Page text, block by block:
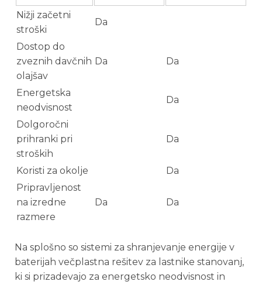
Nižji začetni
stroški
Da
Dostop do
zveznih davčnih
olajšav
Da Da
Energetska
neodvisnost
Da
Dolgoročni
prihranki pri
stroških
Da
Koristi za okolje
Da
Pripravljenost
na izredne
razmere
Da Da
Na splošno so sistemi za shranjevanje energije v
baterijah večplastna rešitev za lastnike stanovanj,
ki si prizadevajo za energetsko neodvisnost in